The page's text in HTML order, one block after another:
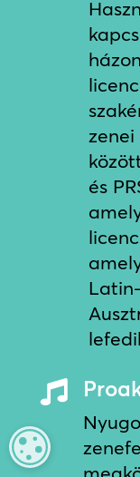
és

MANAGE